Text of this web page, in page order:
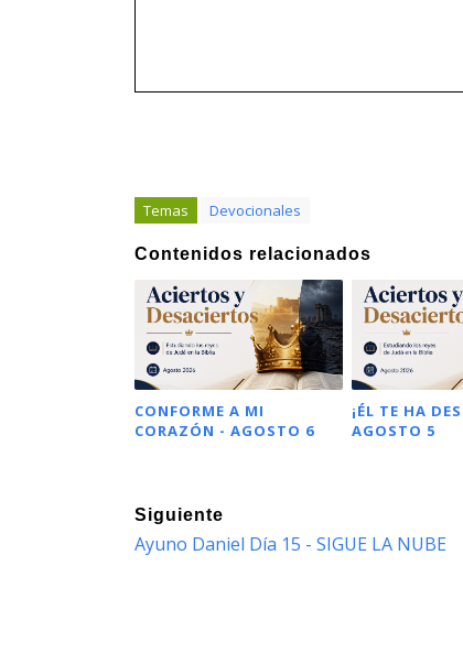
Temas Devocionales
Contenidos relacionados
CONFORME A MI
CORAZÓN - AGOSTO 6
¡ÉL TE HA
AGOSTO 5
Siguiente
Ayuno Daniel Día 15 - SIGUE LA NUBE